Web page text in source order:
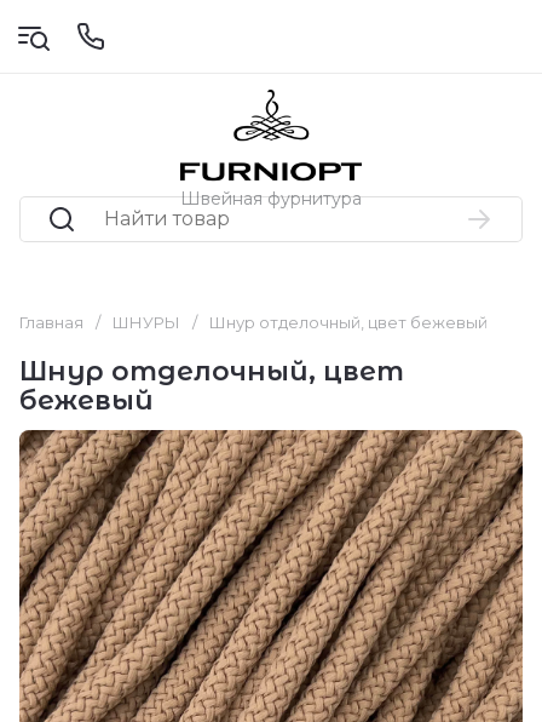
Швейная фурнитура
Главная / ШНУРЫ / Шнур отделочный, цвет бежевый
Шнур отделочный, цвет
бежевый